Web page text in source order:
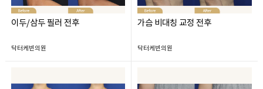
이두/삼두 필러 전후
닥터케빈의원
가슴 비대칭 교정 전후
닥터케빈의원